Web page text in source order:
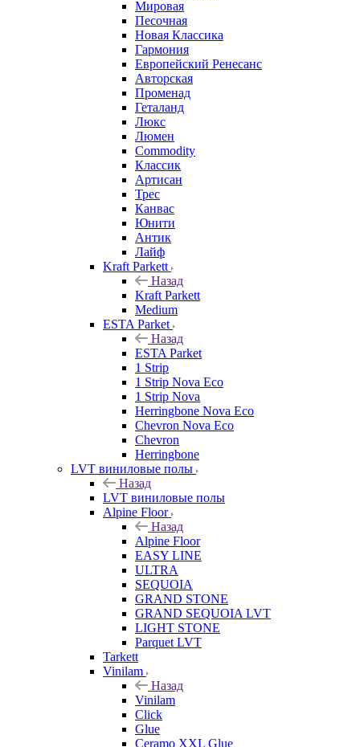
Мировая
Песочная
Новая Классика
Гармония
Европейский Ренесанс
Авторская
Променад
Геталанд
Люкс
Люмен
Commodity
Классик
Артисан
Трес
Канвас
Юнити
Антик
Лайф
Kraft Parkett
Назад
Kraft Parkett
Medium
ESTA Parket
Назад
ESTA Parket
1 Strip
1 Strip Nova Eco
1 Strip Nova
Herringbone Nova Eco
Chevron Nova Eco
Chevron
Herringbone
LVT виниловые полы
Назад
LVT виниловые полы
Alpine Floor
Назад
Alpine Floor
EASY LINE
ULTRA
SEQUOIA
GRAND STONE
GRAND SEQUOIA LVT
LIGHT STONE
Parquet LVT
Tarkett
Vinilam
Назад
Vinilam
Click
Glue
Ceramo XXL Glue